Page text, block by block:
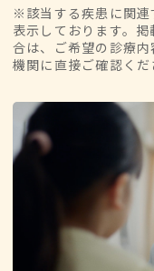
※該当する疾患に関連
表示しております。
合は、ご希望の診療
機関に直接ご確認くだ